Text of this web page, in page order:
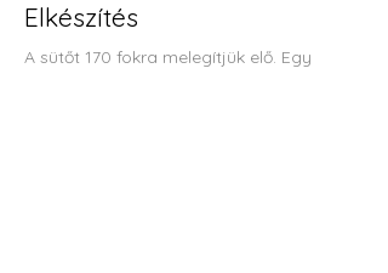
Elkészítés
A sütőt 170 fokra melegítjük elő. Egy